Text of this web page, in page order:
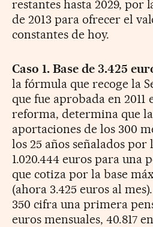
restantes hasta 2029, por
de 2013 para ofrecer el
constantes de hoy.
Caso 1. Base de 3.425
la fórmula que recoge la
que fue aprobada en 2011
reforma, determina que
aportaciones de los 300
los 25 años señalados
1.020.444 euros para una
que cotiza por la base
(ahora 3.425 euros al
350 cifra una primera
euros mensuales, 40.817